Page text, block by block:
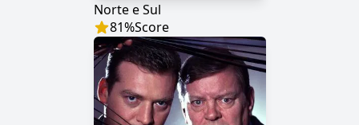
Norte e Sul
81%Score